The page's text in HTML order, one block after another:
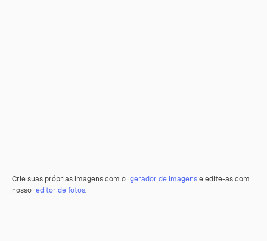
Crie suas próprias imagens com o gerador de imagense edite-as com
nosso editor de fotos.